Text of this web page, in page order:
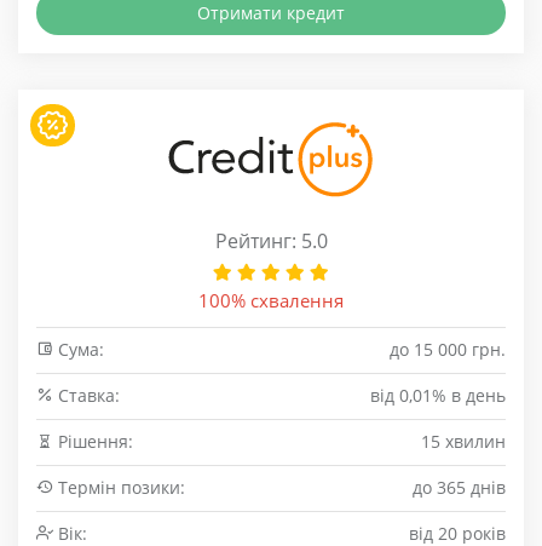
Отримати кредит
Рейтинг: 5.0
100% схвалення
Сума:
до 15 000 грн.
Cтавка:
від 0,01% в день
Рішення:
15 хвилин
Термін позики:
до 365 днів
Вік:
від 20 років